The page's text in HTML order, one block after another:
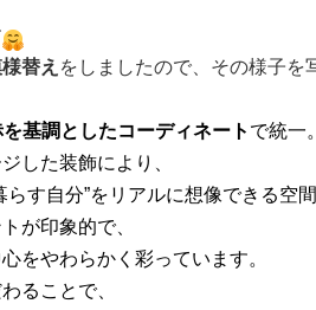
替え をしましたので、その様子を
基調としたコーディネート で統一。
した装飾により、
す自分”をリアルに想像できる空間
が印象的で、
をやわらかく彩っています。
ることで、